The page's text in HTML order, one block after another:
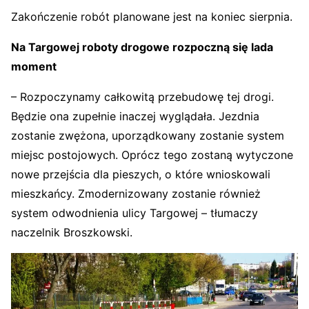
Zakończenie robót planowane jest na koniec sierpnia.
Na Targowej roboty drogowe rozpoczną się lada
moment
– Rozpoczynamy całkowitą przebudowę tej drogi.
Będzie ona zupełnie inaczej wyglądała. Jezdnia
zostanie zwężona, uporządkowany zostanie system
miejsc postojowych. Oprócz tego zostaną wytyczone
nowe przejścia dla pieszych, o które wnioskowali
mieszkańcy. Zmodernizowany zostanie również
system odwodnienia ulicy Targowej – tłumaczy
naczelnik Broszkowski.